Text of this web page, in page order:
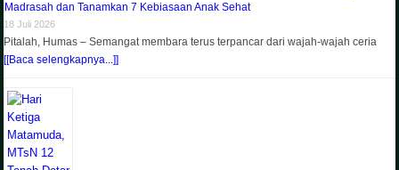
Madrasah dan Tanamkan 7 Kebiasaan Anak Sehat
18 Juli 2026
Pitalah, Humas – Semangat membara terus terpancar dari wajah-wajah ceria
[[Baca selengkapnya...]]